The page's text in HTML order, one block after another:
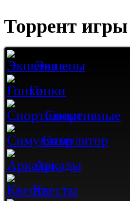
Торрент игры
Экшены
Гонки
Спортивные
Симулятор
Аркады
Квесты